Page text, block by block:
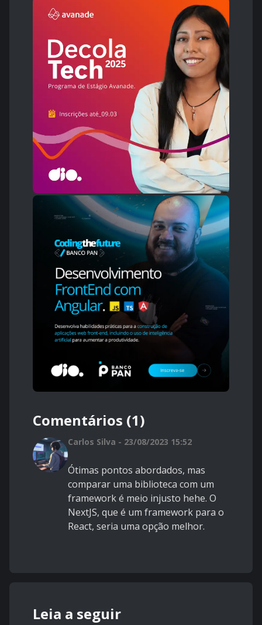
Comentários (1)
Carlos Silva - 23/08/2023 15:52
Ótimas pontos abordados, mas
comparar uma biblioteca com um
framework é meio injusto hehe. O
NextJS, que é um framework para o
React, seria uma opção melhor.
Leia a seguir